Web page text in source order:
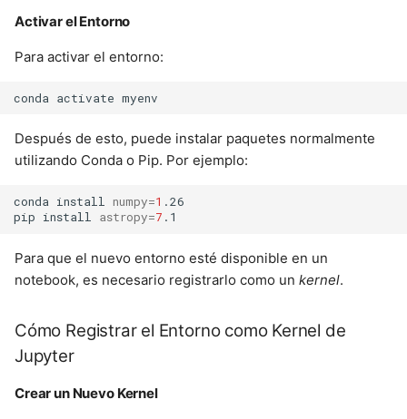
Activar el Entorno
Para activar el entorno:
conda activate
Después de esto, puede instalar paquetes normalmente
utilizando Conda o Pip. Por ejemplo:
conda install numpy=1 .26
pip
install astropy=7
Para que el nuevo entorno esté disponible en un
notebook, es necesario registrarlo como un kernel.
Cómo Registrar el Entorno como Kernel de
Jupyter
Crear un Nuevo Kernel